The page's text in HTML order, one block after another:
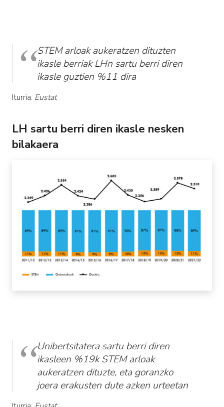
STEM arloak aukeratzen dituzten
ikasle berriak LHn sartu berri diren
ikasle guztien %11 dira
Iturria: Eustat
LH sartu berri diren ikasle nesken
bilakaera
Unibertsitatera sartu berri diren
ikasleen %19k STEM arloak
aukeratzen dituzte, eta goranzko
joera erakusten dute azken urteetan